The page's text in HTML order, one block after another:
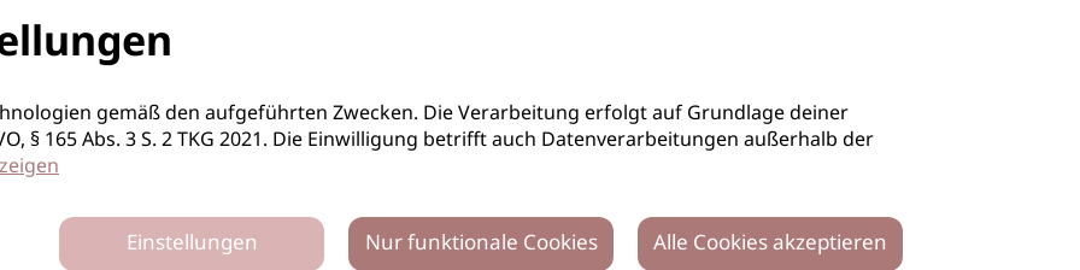
gemäß den aufgeführten Zwecken. Die Verarbeitung erfolgt auf Grundlage deiner
§ 165 Abs. 3 S. 2 TKG 2021. Die Einwilligung betrifft auch Datenverarbeitungen außerhalb der
Einstellungen Nur funktionale Cookies Alle Cookies akzeptieren